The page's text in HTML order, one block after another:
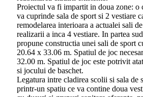
Proiectul va fi impartit in doua zone: o
va cuprinde sala de sport si 2 vestiare
remodelarea interioara a actualei sali
realizarii a inca 4 vestiare. In partea
propune constructia unei sali de sport
20.64 x 33.06 m. Spatiul de joc
32.00 m. Spatiul de joc este potrivit
si jocului de baschet.
Legatura intre cladirea scolii si sala de
printr-un spatiu ce va contine doua